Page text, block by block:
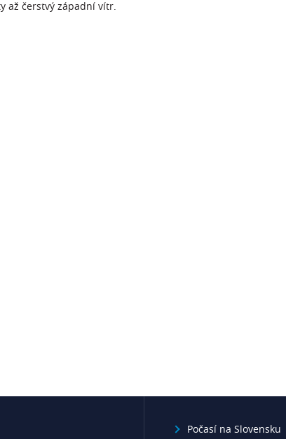
až čerstvý západní vítr.
Počasí na Slovensku